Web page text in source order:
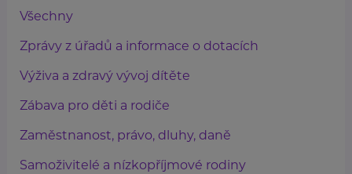
Všechny
Zprávy z úřadů a informace o dotacích
Výživa a zdravý vývoj dítěte
Zábava pro děti a rodiče
Zaměstnanost, právo, dluhy, daně
Samoživitelé a nízkopříjmové rodiny